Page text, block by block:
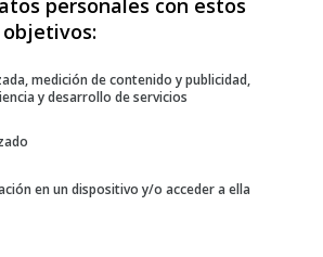
veces, la tos o el estornudo pueden
de la columna vertebral son una
personales con estos
objetivos:
medición de contenido y publicidad,
y desarrollo de servicios
en un dispositivo y/o acceder a ella